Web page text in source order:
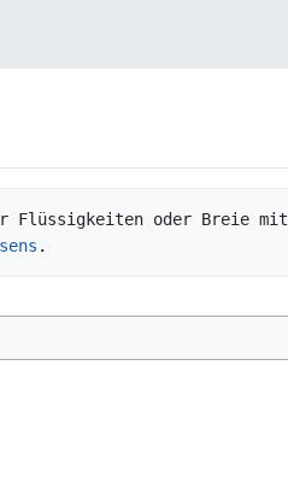
Flüssigkeiten oder Breie mit